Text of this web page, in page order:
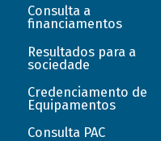
Consulta a
financiamentos
Resultados para a
sociedade
Credenciamento de
Equipamentos
Consulta PAC